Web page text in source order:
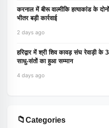
करनाल में बीरू वाल्मीकि हत्याकांड के
भीतर बड़ी कार्रवाई
2 days ago
हरिद्वार में श्री शिव कावड़ संघ रेवाड़ी के
साधु-संतों का हुआ सम्मान
4 days ago
📁Categories